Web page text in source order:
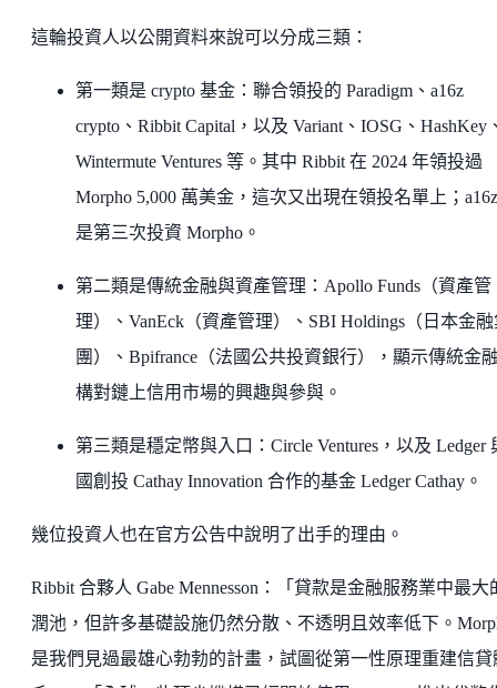
這輪投資人以公開資料來說可以分成三類：
第一類是 crypto 基金：聯合領投的 Paradigm、a16z
crypto、Ribbit Capital，以及 Variant、IOSG、HashKey
Wintermute Ventures 等。其中 Ribbit 在 2024 年領投過
Morpho 5,000 萬美金，這次又出現在領投名單上；
是第三次投資 Morpho。
第二類是傳統金融與資產管理：Apollo Funds（資產管
理）、VanEck（資產管理）、SBI Holdings（日本金
團）、Bpifrance（法國公共投資銀行），顯示傳統金
構對鏈上信用市場的興趣與參與。
第三類是穩定幣與入口：Circle Ventures，以及 Ledger
國創投 Cathay Innovation 合作的基金 Ledger Cathay。
幾位投資人也在官方公告中說明了出手的理由。
Ribbit 合夥人 Gabe Mennesson：「貸款是金融服務業中最大
潤池，但許多基礎設施仍然分散、不透明且效率低下。
是我們見過最雄心勃勃的計畫，試圖從第一性原理重建信貸